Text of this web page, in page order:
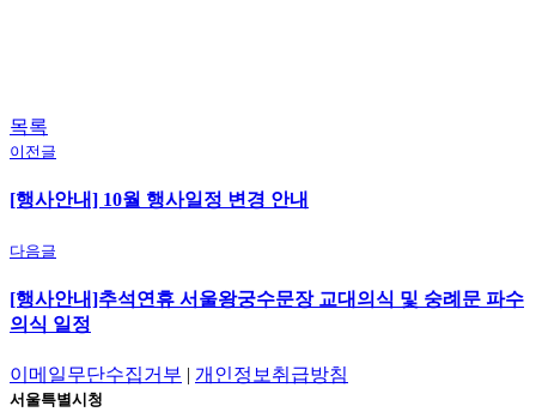
목록
이전글
[행사안내] 10월 행사일정 변경 안내
다음글
[행사안내]추석연휴 서울왕궁수문장 교대의식 및 숭례문 파수
의식 일정
이메일무단수집거부 | 개인정보취급방침
서울특별시청